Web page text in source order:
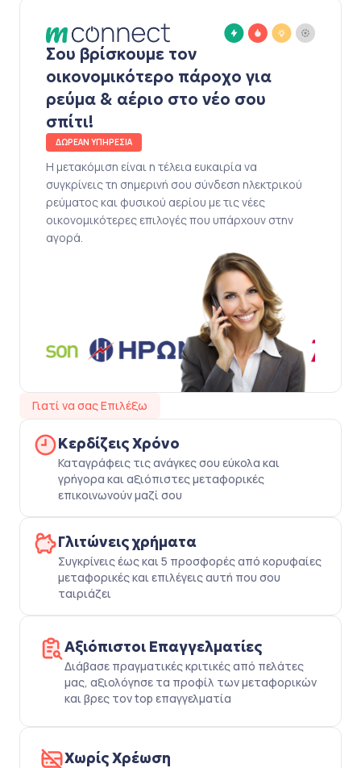
Σου βρίσκουμε τον
οικονομικότερο πάροχο για
ρεύμα & αέριο στο νέο σου
σπίτι!
ΔΩΡΕΑΝ ΥΠΗΡΕΣΙΑ
Η μετακόμιση είναι η τέλεια ευκαιρία να
συγκρίνεις τη σημερινή σου σύνδεση ηλεκτρικού
ρεύματος και φυσικού αερίου με τις νέες
οικονομικότερες επιλογές που υπάρχουν στην
αγορά.
Γιατί να σας Επιλέξω
Κερδίζεις Χρόνο
Καταγράφεις τις ανάγκες σου εύκολα και
γρήγορα και αξιόπιστες μεταφορικές
επικοινωνούν μαζί σου
Γλιτώνεις χρήματα
Συγκρίνεις έως και 5 προσφορές από κορυφαίες
μεταφορικές και επιλέγεις αυτή που σου
ταιριάζει
Αξιόπιστοι Επαγγελματίες
Διάβασε πραγματικές κριτικές από πελάτες
μας, αξιολόγησε τα προφίλ των μεταφορικών
και βρες τον top επαγγελματία
Χωρίς Χρέωση